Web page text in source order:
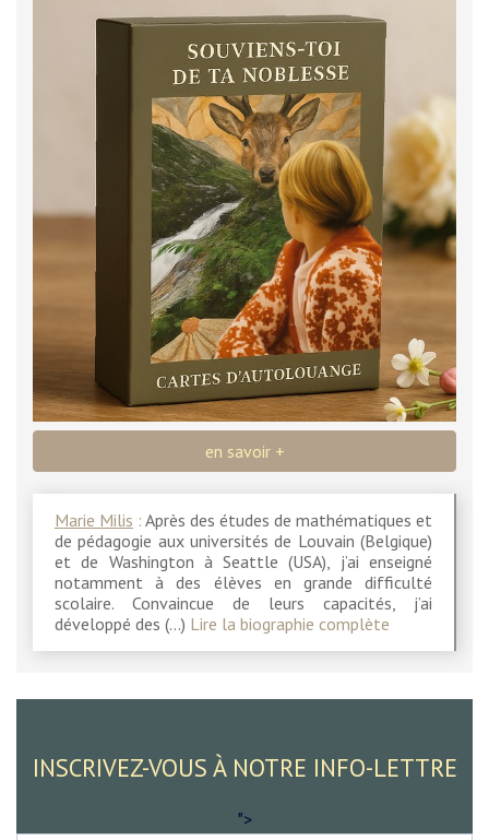
en savoir +
Marie Milis : Après des études de mathématiques et
de pédagogie aux universités de Louvain (Belgique)
et de Washington à Seattle (USA), j’ai enseigné
notamment à des élèves en grande difficulté
scolaire. Convaincue de leurs capacités, j’ai
développé des (…) Lire la biographie complète
INSCRIVEZ-VOUS À NOTRE INFO-LETTRE
">